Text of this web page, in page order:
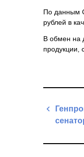
По данным
рублей в
В обмен на
продукции,
по